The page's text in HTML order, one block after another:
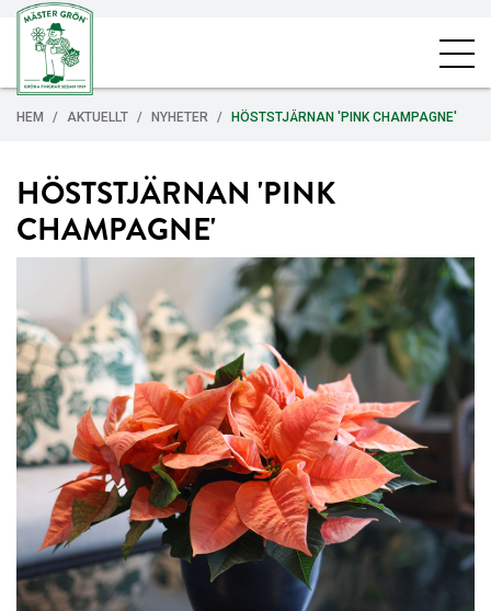
HEM AKTUELLT NYHETER HÖSTSTJÄRNAN 'PINK CHAMPAGNE'
HÖSTSTJÄRNAN 'PINK
CHAMPAGNE'